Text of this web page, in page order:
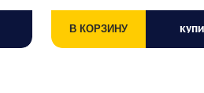
В КОРЗИНУ